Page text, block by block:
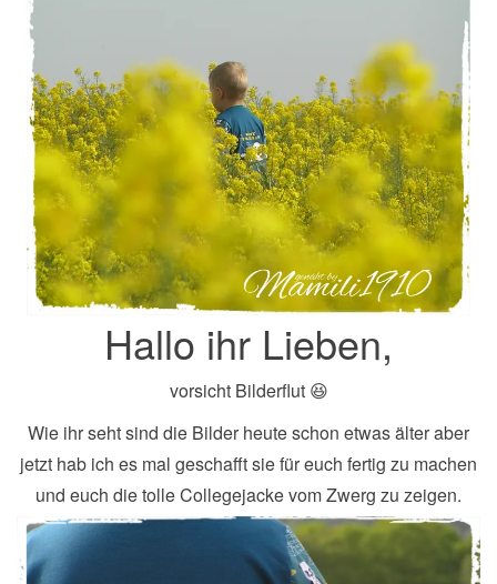
Hallo ihr Lieben,
vorsicht Bilderflut 😆
Wie ihr seht sind die Bilder heute schon etwas älter aber
jetzt hab ich es mal geschafft sie für euch fertig zu machen
und euch die tolle Collegejacke vom Zwerg zu zeigen.